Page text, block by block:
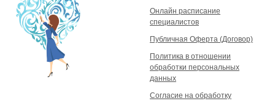
Онлайн расписание
специалистов
Публичная Оферта (Договор)
Политика в отношении
обработки персональных
данных
Согласие на обработку